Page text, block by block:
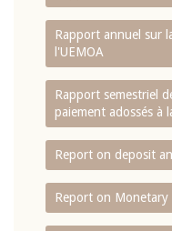
Rapport annuel sur
l'UEMOA
Rapport semestriel
paiement adossés à
Report on deposit
Report on Monetary